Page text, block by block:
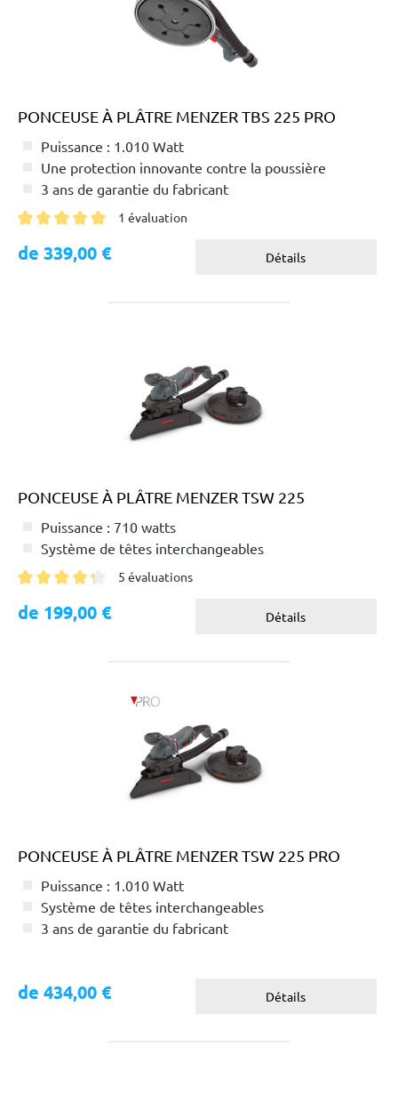
PONCEUSE À PLÂTRE MENZER TBS 225 PRO
Puissance : 1.010 Watt
Une protection innovante contre la poussière
3 ans de garantie du fabricant
1 évaluation
de 339,00 € Détails
PONCEUSE À PLÂTRE MENZER TSW 225
Puissance : 710 watts
Système de têtes interchangeables
5 évaluations
de 199,00 € Détails
PONCEUSE À PLÂTRE MENZER TSW 225 PRO
Puissance : 1.010 Watt
Système de têtes interchangeables
3 ans de garantie du fabricant
de 434,00 € Détails